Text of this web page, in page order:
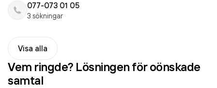
077-073 01 05
3 sökningar
Visa alla
Vem ringde? Lösningen för oönskade
samtal